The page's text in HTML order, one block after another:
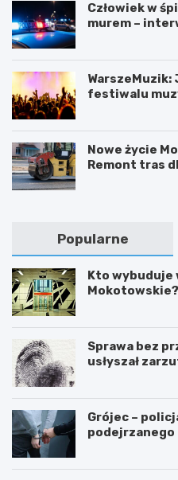
Człowiek w
murem –
festiwalu
Nowe życie
Remont tras
Popularne
Kto wybuduje
Mokotowskie?
Sprawa bez
usłyszał
Grójec –
podejrzanego